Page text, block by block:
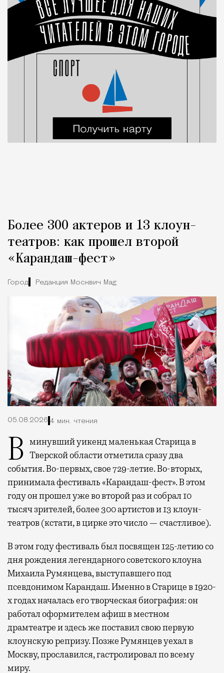
Более 300 актеров и 13 клоун-
театров: как прошел второй
«Карандаш-фест»
Город Редакция Москвич Mag
05.08.2026 4 мин. чтения
В минувший уикенд маленькая Старица в Тверской области отметила сразу два
события. Во-первых, свое 729-летие. Во-вторых,
принимала фестиваль «Карандаш-фест». В этом
году он прошел уже во второй раз и собрал 10
тысяч зрителей, более 300 артистов и 13 клоун-
театров (кстати, в цирке это число — счастливое).
В этом году фестиваль был посвящен 125-летию со
дня рождения легендарного советского клоуна
Михаила Румянцева, выступавшего под
псевдонимом Карандаш. Именно в Старице в 1920-
х годах началась его творческая биография: он
работал оформителем афиш в местном
драмтеатре и здесь же поставил свою первую
клоунскую репризу. Позже Румянцев уехал в
Москву, прославился, гастролировал по всему
миру.